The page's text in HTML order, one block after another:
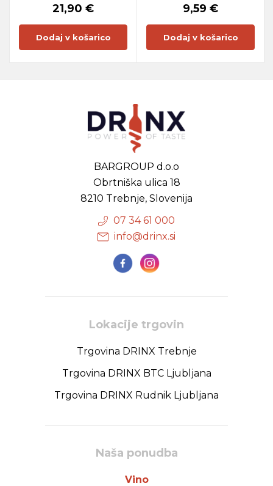
21,90 €
Dodaj v košarico
9,59 €
Dodaj v košarico
BARGROUP d.o.o
Obrtniška ulica 18
8210 Trebnje, Slovenija
07 34 61 000
info@drinx.si
Lokacije trgovin
Trgovina DRINX Trebnje
Trgovina DRINX BTC Ljubljana
Trgovina DRINX Rudnik Ljubljana
Naša ponudba
Vino